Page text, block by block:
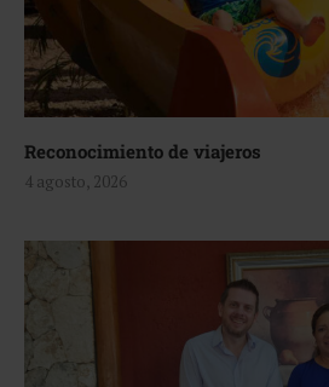
Reconocimiento de viajeros
4 agosto, 2026